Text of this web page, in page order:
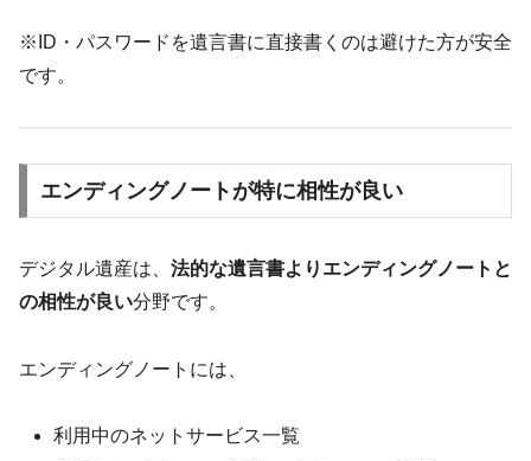
※ID・パスワードを遺言書に直接書くのは避けた方が安全
です。
エンディングノートが特に相性が良い
デジタル遺産は、 法的な遺言書よりエンディングノートと
の相性が良い分野です。
エンディングノートには、
利用中のネットサービス一覧